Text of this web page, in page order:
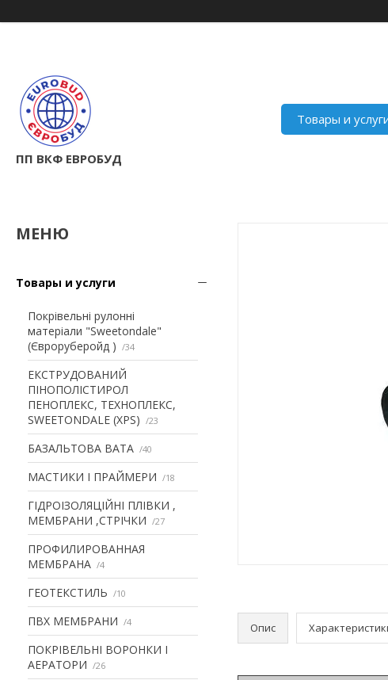
ПП ВКФ ЕВРОБУД
Товары и
Товары и услуги
Покрівельні рулонні
матеріали "Sweetondale"
(Євроруберойд )
34
ЕКСТРУДОВАНИЙ
ПІНОПОЛІСТИРОЛ
ПЕНОПЛЕКС, ТЕХНОПЛЕКС,
SWEETONDALE (XPS)
23
БАЗАЛЬТОВА ВАТА 40
МАСТИКИ І ПРАЙМЕРИ 18
ГІДРОІЗОЛЯЦІЙНІ ПЛІВКИ ,
МЕМБРАНИ ,СТРІЧКИ
27
ПРОФИЛИРОВАННАЯ
МЕМБРАНА
4
ГЕОТЕКСТИЛЬ 10
ПВХ МЕМБРАНИ 4
ПОКРІВЕЛЬНІ ВОРОНКИ І
АЕРАТОРИ
26
Опис